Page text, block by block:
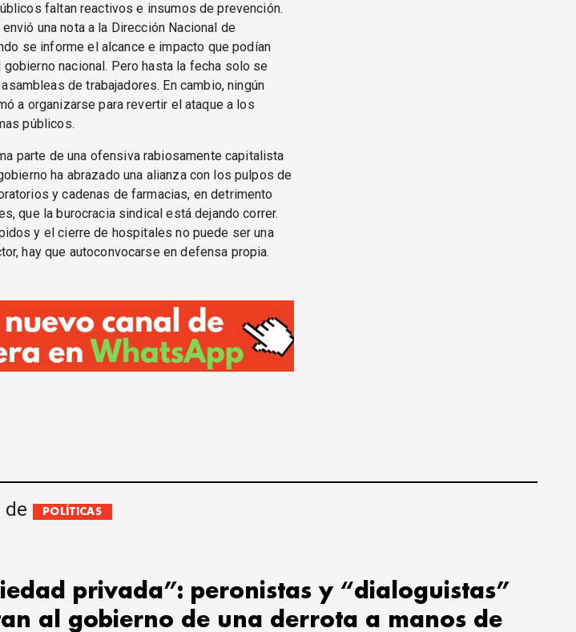
faltan reactivos e insumos de prevención.
una nota a la Dirección Nacional de
se informe el alcance e impacto que podían
nacional. Pero hasta la fecha solo se
de trabajadores. En cambio, ningún
a organizarse para revertir el ataque a los
públicos.
parte de una ofensiva rabiosamente capitalista
ha abrazado una alianza con los pulpos de
y cadenas de farmacias, en detrimento
que la burocracia sindical está dejando correr.
y el cierre de hospitales no puede ser una
hay que autoconvocarse en defensa propia.
de POLÍTICAS
privada”: peronistas y “dialoguistas”
al gobierno de una derrota a manos de